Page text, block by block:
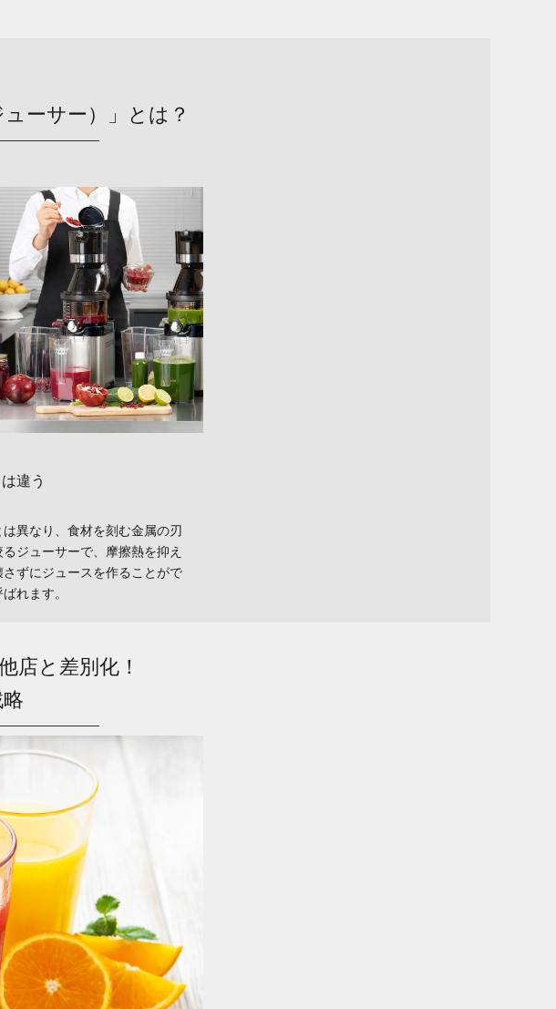
ーサー）」とは？
違う
異なり、食材を刻む金属の刃
ジューサーで、摩擦熱を抑え
ずにジュースを作ることがで
れます。
店と差別化！